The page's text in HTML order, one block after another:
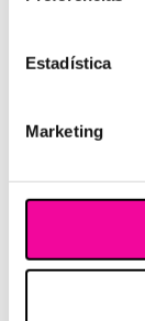
Estadística
Marketing